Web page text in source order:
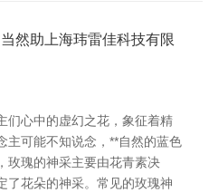
然助上海玮雷佳科技有限
们心中的虚幻之花，象征着精
主可能不知说念，**自然的蓝色
玫瑰的神采主要由花青素决
了花朵的神采。常见的玫瑰神